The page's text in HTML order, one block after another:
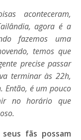
aconteceram,
agora é a
fazemos uma
temos que
precise passar
terminar às 22h,
Então, é um pouco
no horário que
fãs possam